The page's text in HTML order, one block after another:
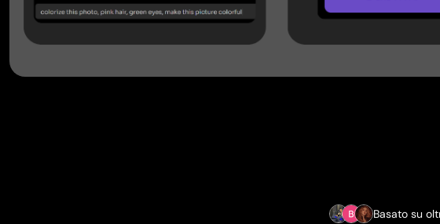
Basato su